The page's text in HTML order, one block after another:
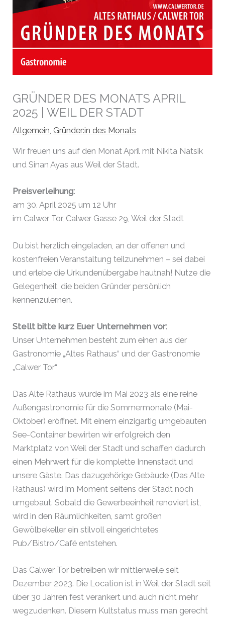
GRÜNDER DES MONATS APRIL
2025 | WEIL DER STADT
Allgemein Gründer:in des Monats
Wir freuen uns auf den Monat April mit Nikita Natsik
und Sinan Ayas aus Weil der Stadt.
Preisverleihung:
am 30. April 2025 um 12 Uhr
im Calwer Tor, Calwer Gasse 29, Weil der Stadt
Du bist herzlich eingeladen, an der offenen und
kostenfreien Veranstaltung teilzunehmen – sei dabei
und erlebe die Urkundenübergabe hautnah! Nutze die
Gelegenheit, die beiden Gründer persönlich
kennenzulernen.
Stellt bitte kurz Euer Unternehmen vor:
Unser Unternehmen besteht zum einen aus der
Gastronomie „Altes Rathaus“ und der Gastronomie
„Calwer Tor“
Das Alte Rathaus wurde im Mai 2023 als eine reine
Außengastronomie für die Sommermonate (Mai-
Oktober) eröffnet. Mit einem einzigartig umgebauten
See-Container bewirten wir erfolgreich den
Marktplatz von Weil der Stadt und schaffen dadurch
einen Mehrwert für die komplette Innenstadt und
unsere Gäste. Das dazugehörige Gebäude (Das Alte
Rathaus) wird im Moment seitens der Stadt noch
umgebaut. Sobald die Gewerbeeinheit renoviert ist,
wird in den Räumlichkeiten, samt großen
Gewölbekeller ein stilvoll eingerichtetes
Pub/Bistro/Café entstehen.
Das Calwer Tor betreiben wir mittlerweile seit
Dezember 2023. Die Location ist in Weil der Stadt seit
über 30 Jahren fest verankert und auch nicht mehr
wegzudenken. Diesem Kultstatus muss man gerecht